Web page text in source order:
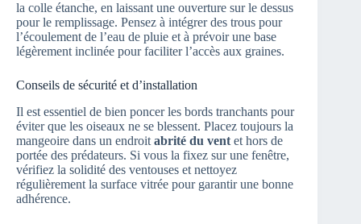
la colle étanche, en laissant une ouverture sur le dessus
pour le remplissage. Pensez à intégrer des trous pour
l’écoulement de l’eau de pluie et à prévoir une base
légèrement inclinée pour faciliter l’accès aux graines.
Conseils de sécurité et d’installation
Il est essentiel de bien poncer les bords tranchants pour
éviter que les oiseaux ne se blessent. Placez toujours la
mangeoire dans un endroit abrité du vent et hors de
portée des prédateurs. Si vous la fixez sur une fenêtre,
vérifiez la solidité des ventouses et nettoyez
régulièrement la surface vitrée pour garantir une bonne
adhérence.